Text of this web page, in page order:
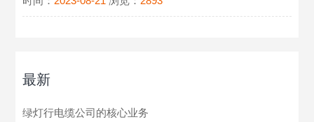
最新
绿灯行电缆公司的核心业务